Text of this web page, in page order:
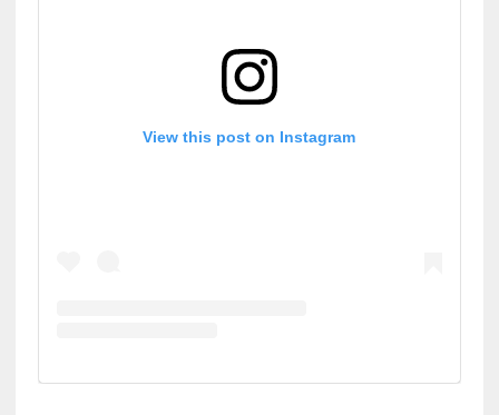
View this post on Instagram